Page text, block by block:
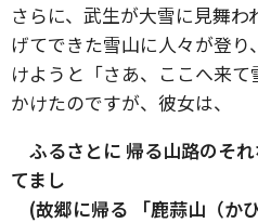
さらに、武生が大雪に見舞
げてできた雪山に人々が登
けようと「さあ、ここへ来
かけたのですが、彼女は、
ふるさとに 帰る山路のそ
てまし
(故郷に帰る 「鹿蒜山（か